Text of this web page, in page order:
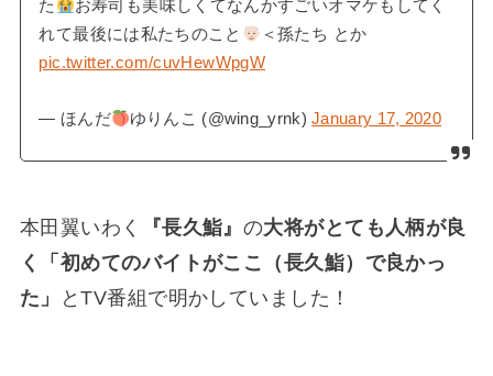
た
お寿司も美味しくてなんかすごいオマケもしてく
れて最後には私たちのこと
＜孫たち とか
pic.twitter.com/cuvHewWpgW
— ほんだ ゆりんこ (@wing_yrnk)January 17, 2020
本田翼いわく 『長久鮨』 の大将がとても人柄が良
く「初めてのバイトがここ（長久鮨）で良かっ
た」
とTV番組で明かしていました！